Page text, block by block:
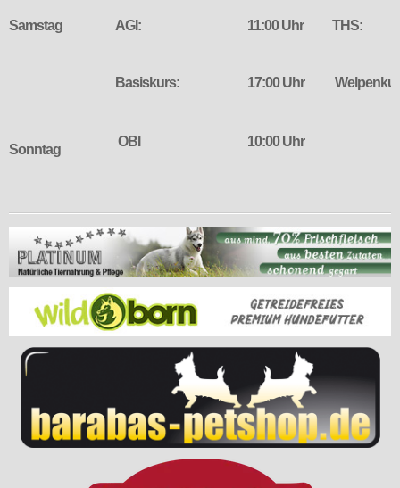
Samstag AGI: 11:00 Uhr THS:
Basiskurs: 17:00 Uhr
Sonntag
OBI 10:00 Uhr